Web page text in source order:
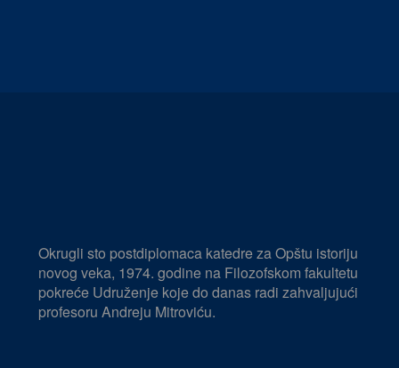
Okrugli sto postdiplomaca katedre za Opštu istoriju
novog veka, 1974. godine na Filozofskom fakultetu
pokreće Udruženje koje do danas radi zahvaljujući
profesoru Andreju Mitroviću.